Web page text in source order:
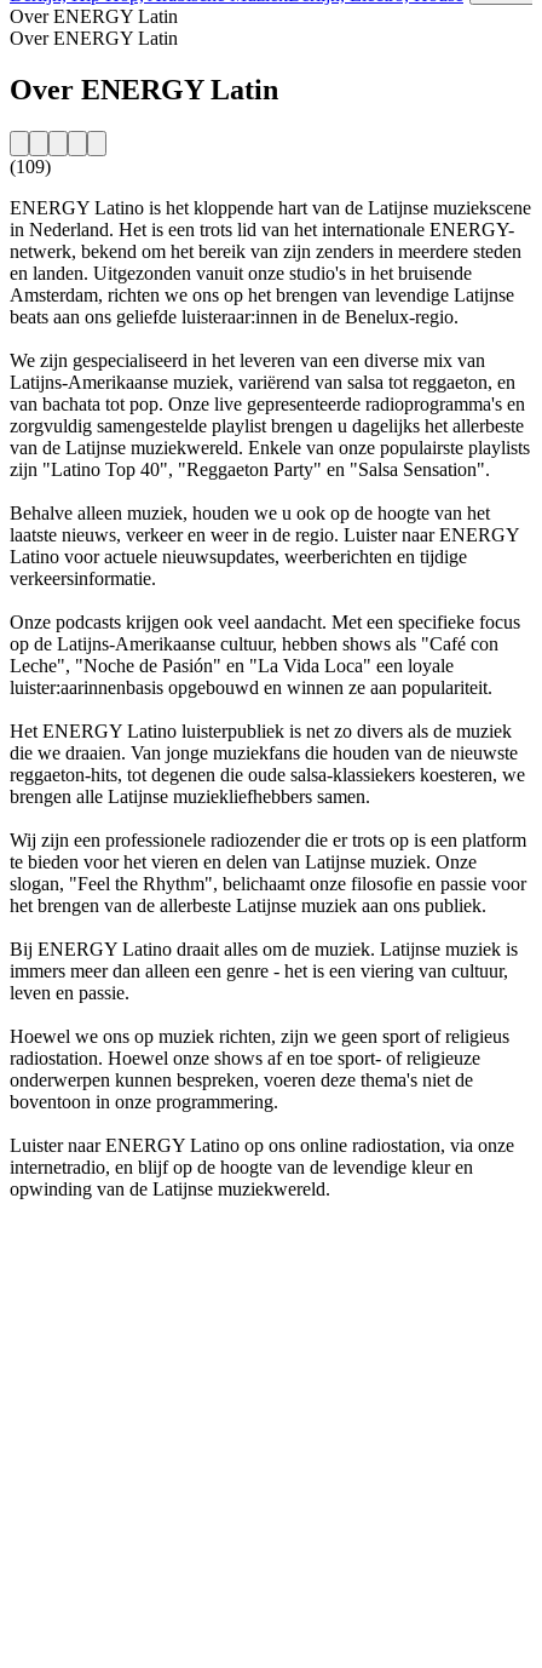
Over ENERGY Latin
Over ENERGY Latin
Over ENERGY Latin
(109)
ENERGY Latino is het kloppende hart van de Latijnse muziekscene
in Nederland. Het is een trots lid van het internationale ENERGY-
netwerk, bekend om het bereik van zijn zenders in meerdere steden
en landen. Uitgezonden vanuit onze studio's in het bruisende
Amsterdam, richten we ons op het brengen van levendige Latijnse
beats aan ons geliefde luisteraar:innen in de Benelux-regio.
We zijn gespecialiseerd in het leveren van een diverse mix van
Latijns-Amerikaanse muziek, variërend van salsa tot reggaeton, en
van bachata tot pop. Onze live gepresenteerde radioprogramma's en
zorgvuldig samengestelde playlist brengen u dagelijks het allerbeste
van de Latijnse muziekwereld. Enkele van onze populairste playlists
zijn "Latino Top 40", "Reggaeton Party" en "Salsa Sensation".
Behalve alleen muziek, houden we u ook op de hoogte van het
laatste nieuws, verkeer en weer in de regio. Luister naar ENERGY
Latino voor actuele nieuwsupdates, weerberichten en tijdige
verkeersinformatie.
Onze podcasts krijgen ook veel aandacht. Met een specifieke focus
op de Latijns-Amerikaanse cultuur, hebben shows als "Café con
Leche", "Noche de Pasión" en "La Vida Loca" een loyale
luister:aarinnenbasis opgebouwd en winnen ze aan populariteit.
Het ENERGY Latino luisterpubliek is net zo divers als de muziek
die we draaien. Van jonge muziekfans die houden van de nieuwste
reggaeton-hits, tot degenen die oude salsa-klassiekers koesteren, we
brengen alle Latijnse muziekliefhebbers samen.
Wij zijn een professionele radiozender die er trots op is een platform
te bieden voor het vieren en delen van Latijnse muziek. Onze
slogan, "Feel the Rhythm", belichaamt onze filosofie en passie voor
het brengen van de allerbeste Latijnse muziek aan ons publiek.
Bij ENERGY Latino draait alles om de muziek. Latijnse muziek is
immers meer dan alleen een genre - het is een viering van cultuur,
leven en passie.
Hoewel we ons op muziek richten, zijn we geen sport of religieus
radiostation. Hoewel onze shows af en toe sport- of religieuze
onderwerpen kunnen bespreken, voeren deze thema's niet de
boventoon in onze programmering.
Luister naar ENERGY Latino op ons online radiostation, via onze
internetradio, en blijf op de hoogte van de levendige kleur en
opwinding van de Latijnse muziekwereld.